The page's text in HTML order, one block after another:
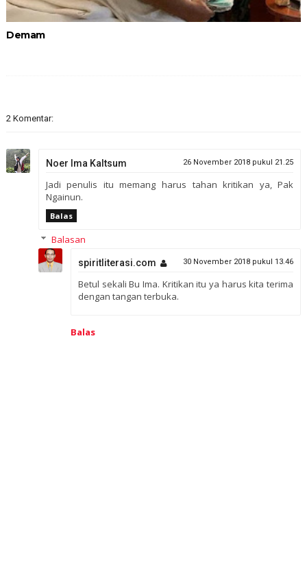
Demam
2 Komentar:
Noer Ima Kaltsum 26 November 2018 pukul 21.25
Jadi penulis itu memang harus tahan kritikan ya, Pak
Ngainun.
Balas
Balasan
spiritliterasi.com 30 November 2018 pukul 13.46
Betul sekali Bu Ima. Kritikan itu ya harus kita terima
dengan tangan terbuka.
Balas